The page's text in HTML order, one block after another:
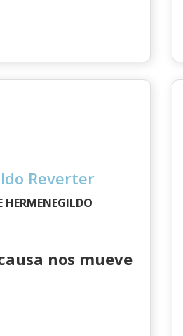
Reverter
HERMENEGILDO
nos mueve